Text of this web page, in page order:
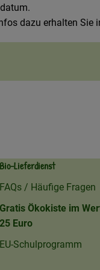
dazu erhalten Sie
Bio-Lieferdienst
FAQs / Häufige Fragen
Gratis Ökokiste im
25 Euro
EU-Schulprogramm